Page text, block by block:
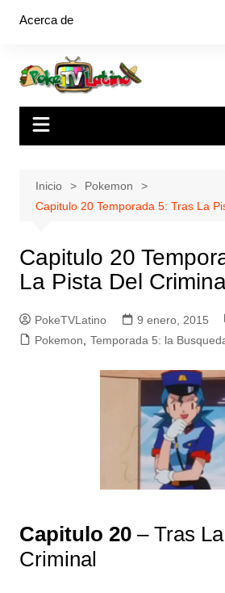
Acerca de
Inicio
Pokemon
Capitulo 20 Temporada 5: Tras La
Capitulo 20
La Pista Del
PokeTVLatino 9 enero, 2015
Pokemon
Temporada 5: la
Capitulo 20– Tras
Criminal